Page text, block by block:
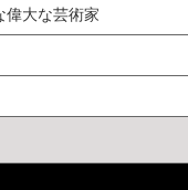
偉大な芸術家